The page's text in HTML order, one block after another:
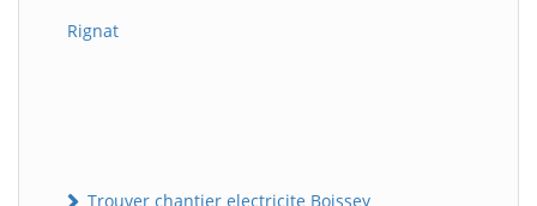
Rignat
Trouver chantier electricite Boissey